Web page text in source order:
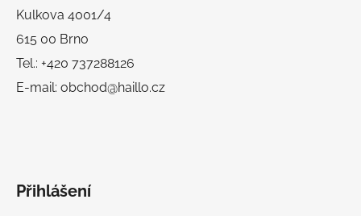
Kulkova 4001/4
615 00 Brno
Tel.: +420 737288126
E-mail: obchod@haillo.cz
Přihlášení